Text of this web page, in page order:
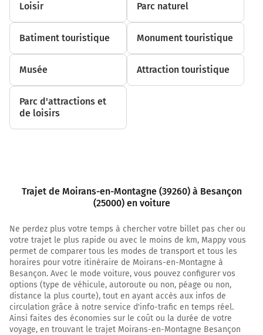
Tourner légèrement à droite sur D171 (Rue des Geais) et
continuer sur 35 mètres
Tourner légèrement à gauche sur D171 (Rue des Geais)
Tourner à droite sur D171 et continuer sur 4,5
kilomètres
Tourner légèrement à gauche sur D171 (Rue du Château)
et continuer sur 150 mètres
Tourner à gauche sur D171 (Rue du Château) et
continuer sur 1,1 kilomètre
22,6 km
23,7 km
Loisir Parc naturel
Batiment touristique Monument touristique
Musée Attraction touristique
Parc d'attractions et
de loisirs
Trajet de Moirans-en-Montagne (39260) à Besançon
(25000) en voiture
Ne perdez plus votre temps à chercher votre billet pas cher ou
votre trajet le plus rapide ou avec le moins de km, Mappy vous
permet de comparer tous les modes de transport et tous les
horaires pour votre itinéraire de Moirans-en-Montagne à
Besançon. Avec le mode voiture, vous pouvez configurer vos
options (type de véhicule, autoroute ou non, péage ou non,
distance la plus courte), tout en ayant accès aux infos de
circulation grâce à notre service d'info-trafic en temps réel.
Ainsi faites des économies sur le coût ou la durée de votre
voyage, en trouvant le trajet Moirans-en-Montagne Besançon